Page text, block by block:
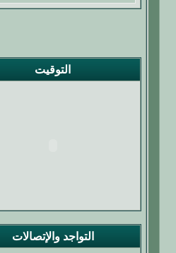
التوقيت
التواجد والإتصالات